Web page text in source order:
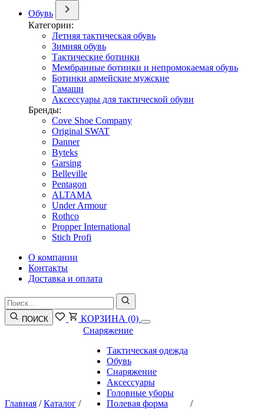
Обувь
Категории:
Летняя тактическая обувь
Зимняя обувь
Тактические ботинки
Мембранные ботинки и непромокаемая обувь
Ботинки армейские мужские
Гамаши
Аксессуары для тактической обуви
Бренды:
Cove Shoe Company
Original SWAT
Danner
Byteks
Garsing
Belleville
Pentagon
ALTAMA
Under Armour
Rothco
Propper International
Stich Profi
О компании
Контакты
Доставка и оплата
ПОИСК КОРЗИНА (0)
Главная /Каталог /
Снаряжение
Тактическая одежда
Обувь
Снаряжение
Аксессуары
Головные уборы
Полевая форма
/